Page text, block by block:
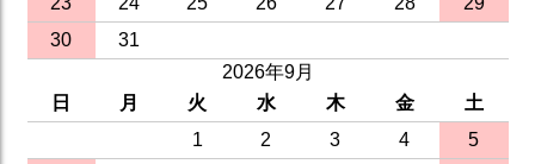
30
31
2026年9月
日
月 火 水 木 金
土
1
2 3 4
5